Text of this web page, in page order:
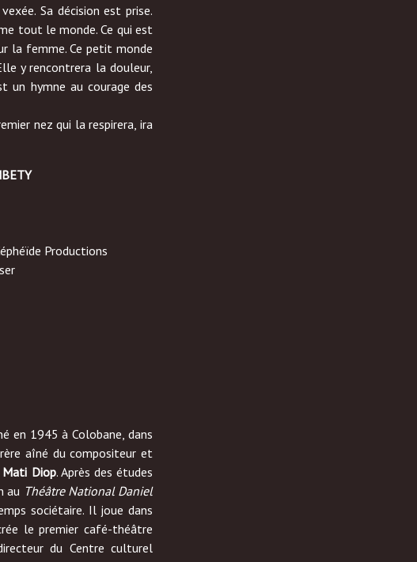
Sa décision est prise.
tout le monde. Ce qui est
la femme. Ce petit monde
y rencontrera la douleur,
un hymne au courage des
nez qui la respirera, ira
Productions
en 1945 à Colobane, dans
aîné du compositeur et
Mati Diop. Après des études
au Théâtre National Daniel
sociétaire. Il joue dans
le premier café-théâtre
du Centre culturel